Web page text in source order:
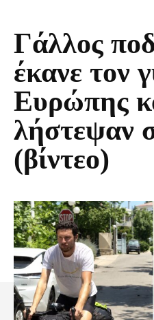
Γάλλος
έκανε τον
Ευρώπης
λήστεψαν
(βίντεο)